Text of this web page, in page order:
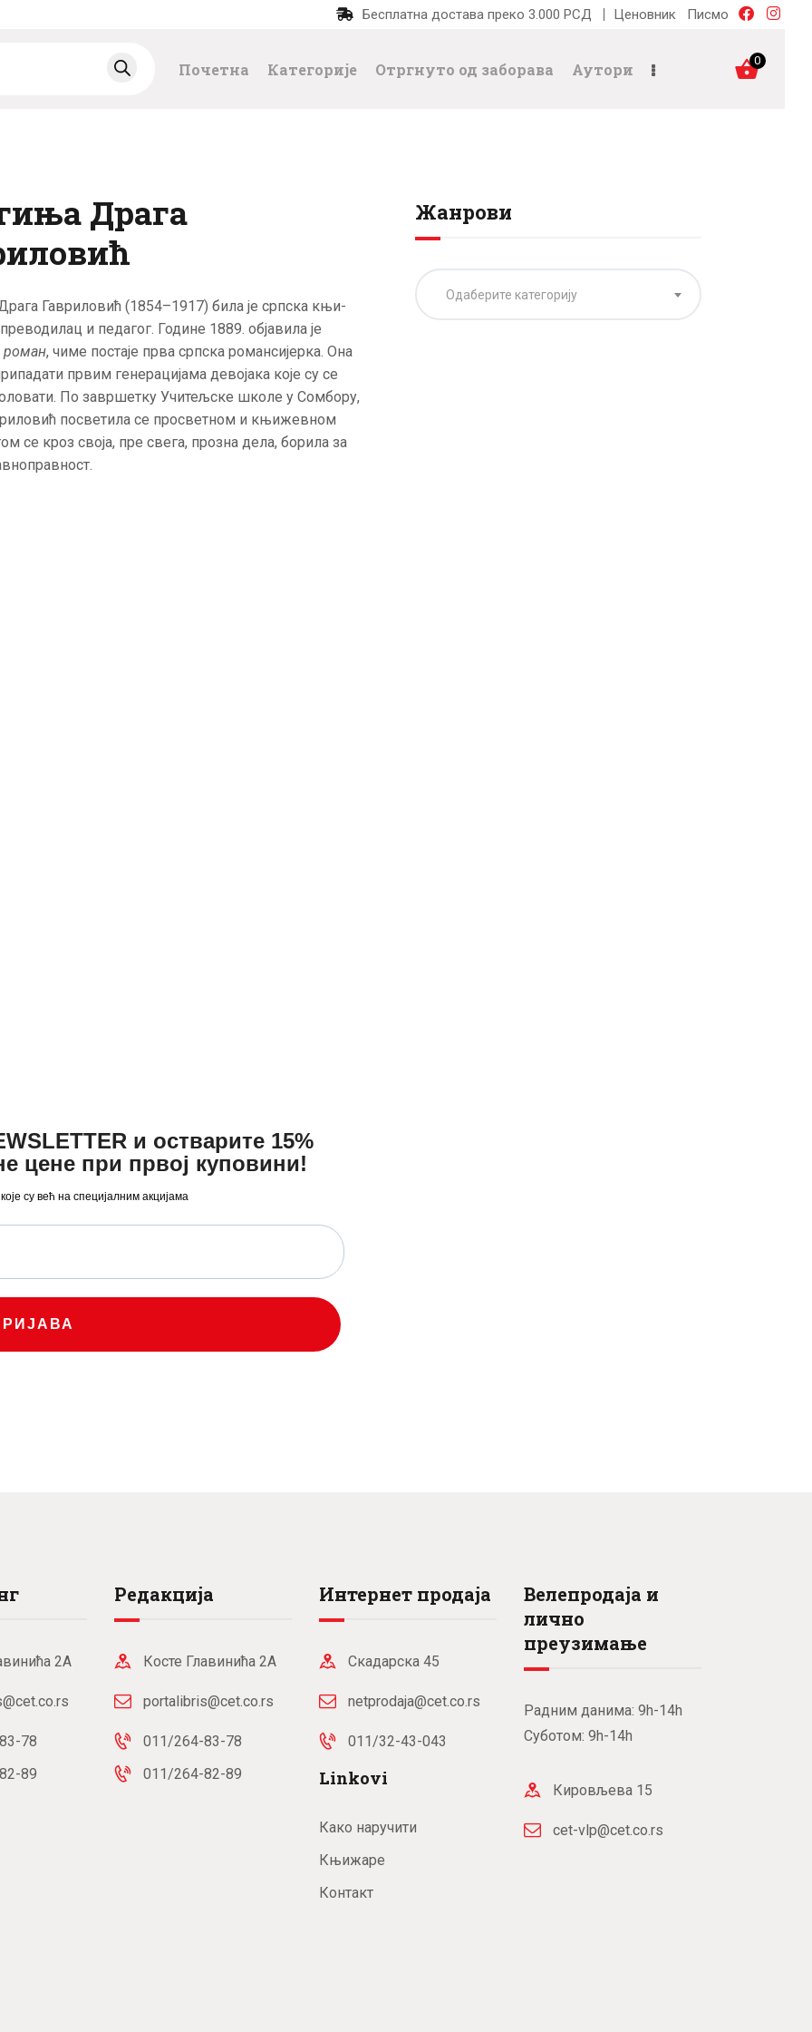
Бесплатна достава преко 3.000 РСД Ценовник Писмо
Почетна Категорије Отргнуто од заборава Аутори 0
КАТЕГОРИЈЕ
НОВЕ КЊИГЕ
ЗАБОРАВА
АУТОРИ
АКТУЕЛНОСТИ
ЦЕНОВНИК
Драга
Гавриловић (1854–1917) била је српска књи­
и педагог. Године 1889. објавила је
роман, чиме постаје прва српска романсијерка. Она
првим генерацијама девојака које су се
По завршетку Учитељске школе у Сомбору,
посветила се просветном и књижевном
се кроз своја, пре свега, прозна дела, борила за
и остварите 15%
цене при првој куповини!
су већ на специјалним акцијама
Жанрови
Одаберите категорију
2А
78
89
Редакција
Косте Главинића 2А
portalibris@cet.co.rs
011/264-83-78
011/264-82-89
Интернет продаја
Скадарска 45
netprodaja@cet.co.rs
011/32-43-043
Linkovi
Како наручити
Књижаре
Контакт
Велепродаја и
лично
преузимање
Радним данима: 9h-14h
Суботом: 9h-14h
Кировљева 15
cet-vlp@cet.co.rs